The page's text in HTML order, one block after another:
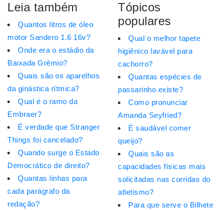
Leia também
Quantos litros de óleo
motor Sandero 1.6 16v?
Onde era o estádio da
Baixada Grêmio?
Quais são os aparelhos
da ginástica rítmica?
Qual é o ramo da
Embraer?
É verdade que Stranger
Things foi cancelado?
Quando surge o Estado
Democrático de direito?
Quantas linhas para
cada parágrafo da
redação?
Tópicos
populares
Qual o melhor tapete
higiênico lavável para
cachorro?
Quantas espécies de
passarinho existe?
Como pronunciar
Amanda Seyfried?
É saudável comer
queijo?
Quais são as
capacidades físicas mais
solicitadas nas corridas do
atletismo?
Para que serve o Bilhete